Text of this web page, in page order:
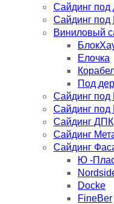
Сайдинг под
Сайдинг под
Виниловый
Елочка
Под
Сайдинг под
Сайдинг под
Сайдинг ДПК
Сайдинг
Сайдинг
Ю -
Docke
FineBer